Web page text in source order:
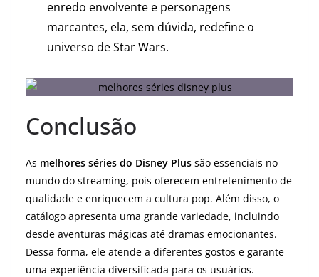
enredo envolvente e personagens
marcantes, ela, sem dúvida, redefine o
universo de Star Wars.
Conclusão
As melhores séries do Disney Plus são essenciais no
mundo do streaming, pois oferecem entretenimento de
qualidade e enriquecem a cultura pop. Além disso, o
catálogo apresenta uma grande variedade, incluindo
desde aventuras mágicas até dramas emocionantes.
Dessa forma, ele atende a diferentes gostos e garante
uma experiência diversificada para os usuários.